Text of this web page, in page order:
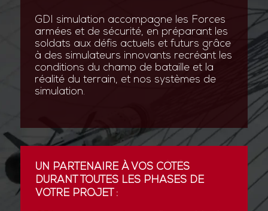
GDI simulation accompagne les Forces
armées et de sécurité, en préparant les
soldats aux défis actuels et futurs grâce
à des simulateurs innovants recréant les
conditions du champ de bataille et la
réalité du terrain, et nos systèmes de
simulation.
UN PARTENAIRE À VOS CÔTÉS
DURANT TOUTES LES PHASES DE
VOTRE PROJET :